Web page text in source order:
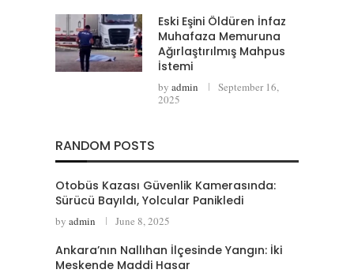
Eski Eşini Öldüren İnfaz
Muhafaza Memuruna
Ağırlaştırılmış Mahpus
İstemi
by admin
September 16,
2025
RANDOM POSTS
Otobüs Kazası Güvenlik Kamerasında:
Sürücü Bayıldı, Yolcular Panikledi
by admin June 8, 2025
Ankara’nın Nallıhan İlçesinde Yangın: İki
Meskende Maddi Hasar